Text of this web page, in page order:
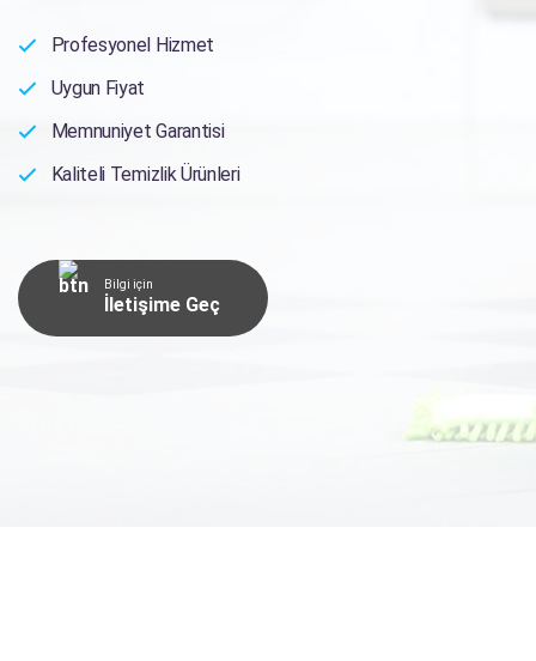
Profesyonel Hizmet
Uygun Fiyat
Memnuniyet Garantisi
Kaliteli Temizlik Ürünleri
Bilgi için
İletişime Geç